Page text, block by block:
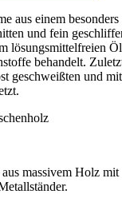
aus einem besonders
und fein
lösungsmittelfreien
behandelt.
geschweißten und
massivem Holz mit